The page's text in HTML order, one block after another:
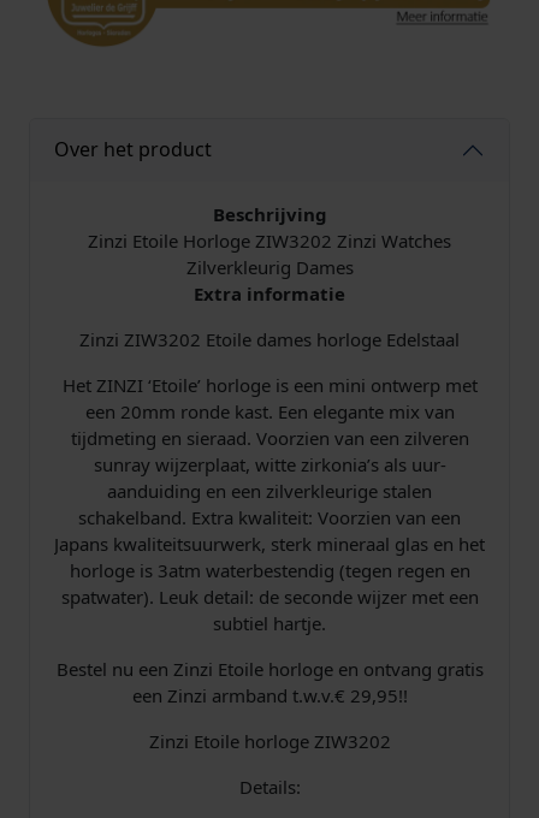
o
e
v
r
a
a
n
t
a
l
Over het product
Beschrijving
Zinzi Etoile Horloge ZIW3202 Zinzi Watches
Zilverkleurig Dames
Extra informatie
Zinzi ZIW3202 Etoile dames horloge Edelstaal
Het ZINZI ‘Etoile’ horloge is een mini ontwerp met
een 20mm ronde kast. Een elegante mix van
tijdmeting en sieraad. Voorzien van een zilveren
sunray wijzerplaat, witte zirkonia’s als uur-
aanduiding en een zilverkleurige stalen
schakelband. Extra kwaliteit: Voorzien van een
Japans kwaliteitsuurwerk, sterk mineraal glas en het
horloge is 3atm waterbestendig (tegen regen en
spatwater). Leuk detail: de seconde wijzer met een
subtiel hartje.
Bestel nu een Zinzi Etoile horloge en ontvang gratis
een Zinzi armband t.w.v.€ 29,95!!
Zinzi Etoile horloge ZIW3202
Details: